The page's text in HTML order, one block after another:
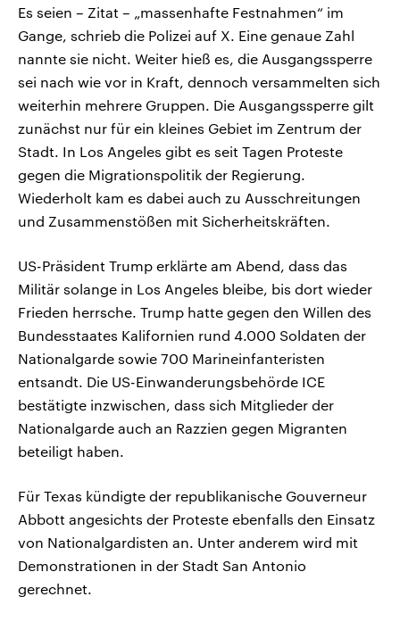
Es seien – Zitat – „massenhafte Festnahmen“ im
Gange, schrieb die Polizei auf X. Eine genaue Zahl
nannte sie nicht. Weiter hieß es, die Ausgangssperre
sei nach wie vor in Kraft, dennoch versammelten sich
weiterhin mehrere Gruppen. Die Ausgangssperre gilt
zunächst nur für ein kleines Gebiet im Zentrum der
Stadt. In Los Angeles gibt es seit Tagen Proteste
gegen die Migrationspolitik der Regierung.
Wiederholt kam es dabei auch zu Ausschreitungen
und Zusammenstößen mit Sicherheitskräften.
US-Präsident Trump erklärte am Abend, dass das
Militär solange in Los Angeles bleibe, bis dort wieder
Frieden herrsche. Trump hatte gegen den Willen des
Bundesstaates Kalifornien rund 4.000 Soldaten der
Nationalgarde sowie 700 Marineinfanteristen
entsandt. Die US-Einwanderungsbehörde ICE
bestätigte inzwischen, dass sich Mitglieder der
Nationalgarde auch an Razzien gegen Migranten
beteiligt haben.
Für Texas kündigte der republikanische Gouverneur
Abbott angesichts der Proteste ebenfalls den Einsatz
von Nationalgardisten an. Unter anderem wird mit
Demonstrationen in der Stadt San Antonio
gerechnet.